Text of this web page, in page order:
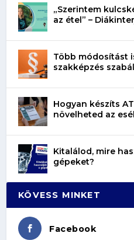
„Szerintem
az étel” –
Több módosítást
szakképzés
Hogyan készíts
növelheted az
Kitalálod, mire
gépeket?
KÖVESS MINKET
Facebook